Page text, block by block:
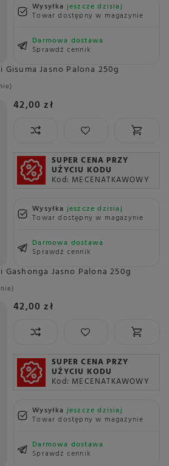
Wysyłkajeszcze dzisiaj
Towar dostępny w magazynie
Darmowa dostawa
Sprawdź cennik
Kawa ziarnista Salvatti Gisuma Jasno Palona 250g
42,00 zł
SUPER CENA PRZY
UŻYCIU KODU
Kod: MECENATKAWOWY
Wysyłkajeszcze dzisiaj
Towar dostępny w magazynie
Darmowa dostawa
Sprawdź cennik
Jasno Palona 250g
42,00 zł
SUPER CENA PRZY
UŻYCIU KODU
Kod: MECENATKAWOWY
Wysyłkajeszcze dzisiaj
Towar dostępny w magazynie
Darmowa dostawa
Sprawdź cennik